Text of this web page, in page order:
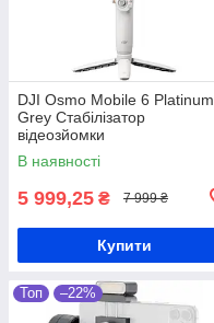
DJI Osmo Mobile 6 Platinum
Grey Стабілізатор
відеозйомки
В наявності
5 999,25 ₴ 7 999 ₴
Купити
Топ –22%